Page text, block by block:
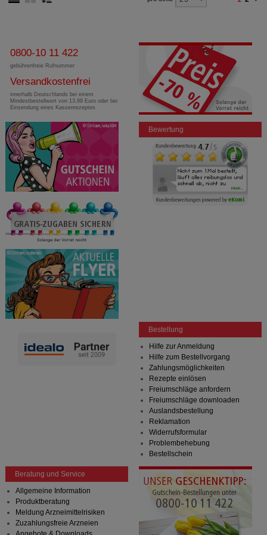
0800-10 11 422
gebührenfreie Rufnummer
Versandkostenfrei
innerhalb Deutschlands bei einem
Mindestbestellwert von 13,99 Euro oder bei
Einsendung eines Kassenrezeptes
Bewertung
Bestellung
Hilfe zur Anmeldung
Hilfe zum Bestellvorgang
Zahlungsmöglichkeiten
Rezepte einlösen
Freiumschläge anfordern
Freiumschläge downloaden
Auslandsbestellung
Reklamation
Widerrufsformular
Problembehebung
Bestellschein
Beratung und Service
Allgemeine Information
Produktberatung
Meldung Arzneimittelrisiken
Zuzahlungsfreie Arzneien